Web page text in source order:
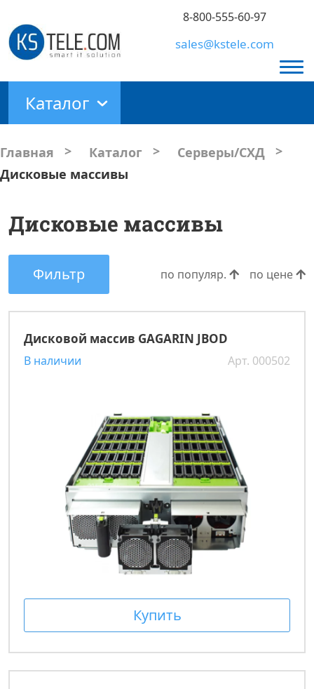
8-800-555-60-97
sales@kstele.com
Каталог
Главная > Каталог > Серверы/СХД
>
Дисковые массивы
Дисковые массивы
Фильтр по популяр. по цене
Дисковой массив GAGARIN JBOD
В наличии Арт. 000502
Купить